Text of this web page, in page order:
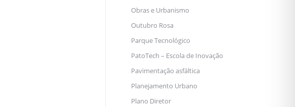
Obras e Urbanismo
Outubro Rosa
Parque Tecnológico
PatoTech – Escola de Inovação
Pavimentação asfáltica
Planejamento Urbano
Plano Diretor